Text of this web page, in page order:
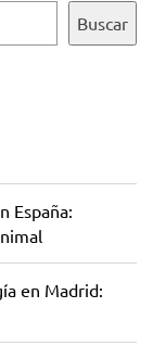
Buscar
España:
en Madrid: